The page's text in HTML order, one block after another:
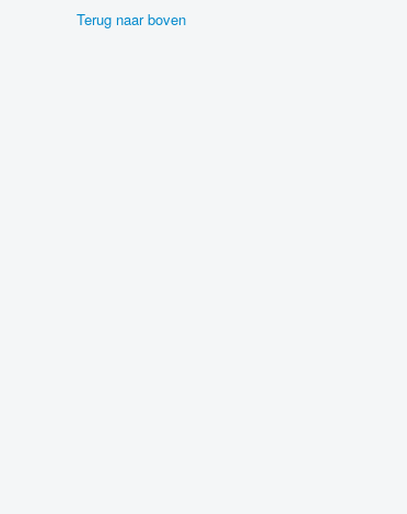
Terug naar boven